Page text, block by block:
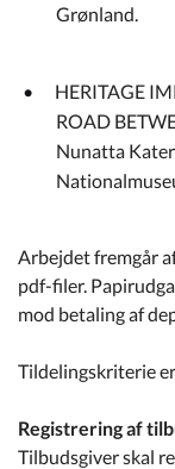
Grønland.
HERITAGE
ROAD
Nunatta
Arbejdet fremgår
pdf-filer.
mod betaling af
Tildelingskriterie
Registrering af
Tilbudsgiver skal